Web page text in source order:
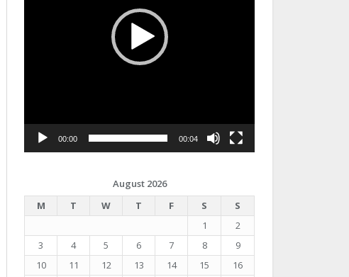
00:00 00:04
August 2026
M
T W T F S
S
1
2
3
4 5 6 7 8
9
10
11 12 13 14 15
16